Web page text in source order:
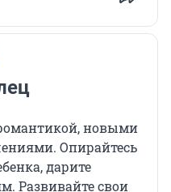
новыми
Опирайтесь
дарите
Развивайте свои